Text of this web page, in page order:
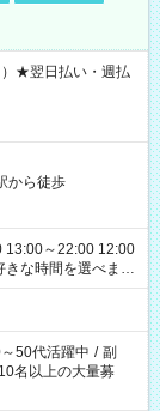
★翌日払い・週払
から徒歩
50代活躍中 / 副
10名以上の大量募